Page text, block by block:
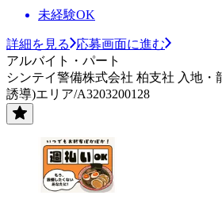
未経験OK
詳細を見る
応募画面に進む
アルバイト・パート
シンテイ警備株式会社 柏支社 入地・
誘導)エリア/A3203200128